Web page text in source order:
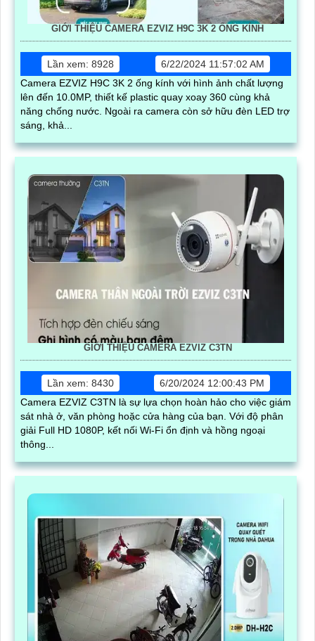
GIỚI THIỆU CAMERA EZVIZ H9C 3K 2 ỐNG KÍNH
Lần xem: 8928
6/22/2024 11:57:02 AM
Camera EZVIZ H9C 3K 2 ống kính với hình ảnh chất lượng
lên đến 10.0MP, thiết kế plastic quay xoay 360 cùng khả
năng chống nước. Ngoài ra camera còn sở hữu đèn LED trợ
sáng, khả...
GIỚI THIỆU CAMERA EZVIZ C3TN
Lần xem: 8430
6/20/2024 12:00:43 PM
Camera EZVIZ C3TN là sự lựa chọn hoàn hảo cho việc giám
sát nhà ở, văn phòng hoặc cửa hàng của bạn. Với độ phân
giải Full HD 1080P, kết nối Wi-Fi ổn định và hồng ngoại
thông...